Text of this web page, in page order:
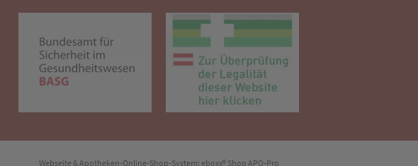
(öffnet in neuem Tab)
Webseite & Apotheken-Online-Shop-System: eboxx® Shop APO-Pro